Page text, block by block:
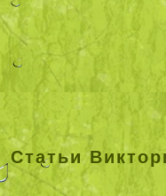
Статьи